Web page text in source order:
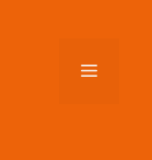
Menu